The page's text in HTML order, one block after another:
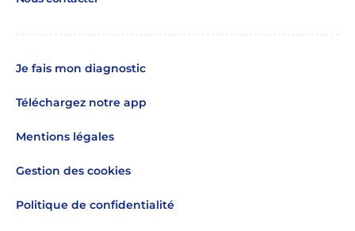
Je fais mon diagnostic
Téléchargez notre app
Mentions légales
Gestion des cookies
Politique de confidentialité